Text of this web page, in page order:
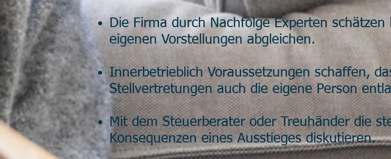
Die Firma durch Nachfolge Experten
eigenen Vorstellungen abgleichen.
Innerbetrieblich Voraussetzungen schaffen,
Stellvertretungen auch die eigene Person
Mit dem Steuerberater oder Treuhänder die
Konsequenzen eines Ausstieges diskutieren.